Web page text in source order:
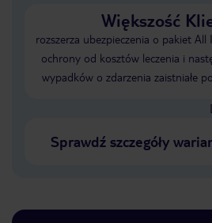
Większość
rozszerza ubezpieczenia o pakiet All
ochrony od kosztów leczenia i
wypadków o zdarzenia zaistniałe
Sprawdź szczegóły